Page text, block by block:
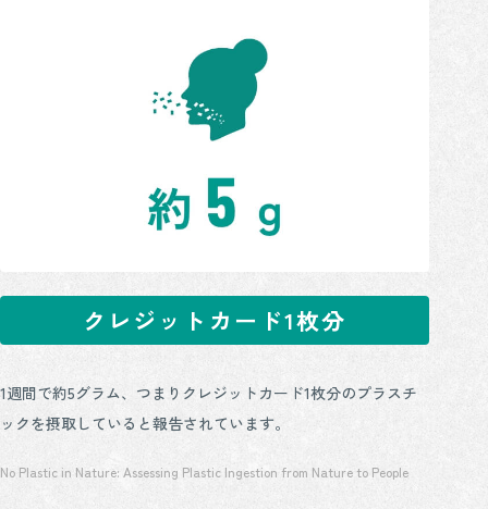
クレジットカード1枚分
1週間で約5グラム、つまりクレジットカード1枚分のプラスチ
ックを摂取していると報告されています。
No Plastic in Nature: Assessing Plastic Ingestion from Nature to People